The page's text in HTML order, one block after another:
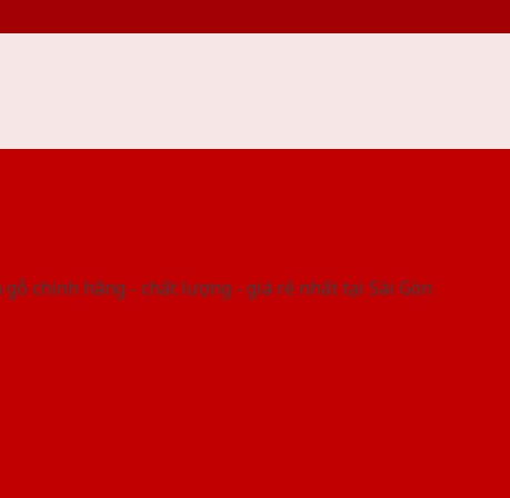
gỗ chính hãng - chất lượng - giá rẻ nhất tại Sài Gòn